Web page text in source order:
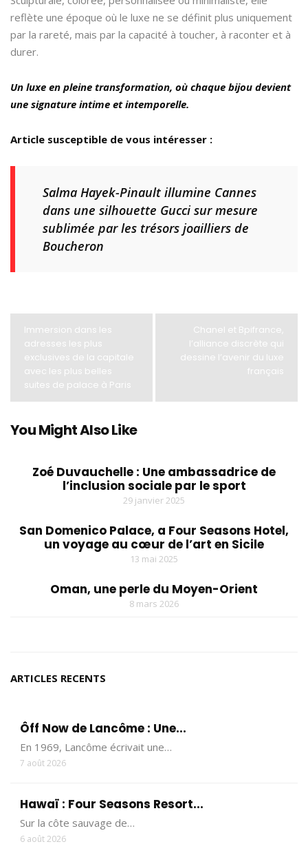
reflète une époque où le luxe ne se définit plus uniquement
par la rareté, mais par la capacité à toucher, à raconter et à
durer.
Un luxe en pleine transformation, où chaque bijou devient
une signature intime et intemporelle.
Article susceptible de vous intéresser :
Salma Hayek-Pinault illumine Cannes
dans une silhouette Gucci sur mesure
sublimée par les trésors joailliers de
Boucheron
Immersion dans les
adresses les plus
exclusives de la capitale
avec les plus belles
suites de palace à Paris
Chanel et Bpifrance,
l’alliance discrète qui
dessine l’avenir du luxe
français
You Might Also Like
Zoé Duvauchelle : Une ambassadrice de
l’inclusion sociale par le sport
29 janvier 2025
San Domenico Palace, a Four Seasons Hotel,
un voyage au cœur de l’art en Sicile
13 mai 2025
Oman, une perle du Moyen-Orient
8 mars 2026
ARTICLES RECENTS
Ôff Now de Lancôme : Une...
En 1969, Lancôme écrivait une…
7 août 2026
Hawaï : Four Seasons Resort...
Sur la côte sauvage de…
6 août 2026